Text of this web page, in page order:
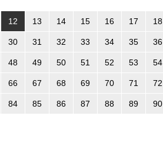
12 13 14 15 16 17 18
30 31 32 33 34 35 36
48 49 50 51 52 53 54
66 67 68 69 70 71 72
84 85 86 87 88 89 90